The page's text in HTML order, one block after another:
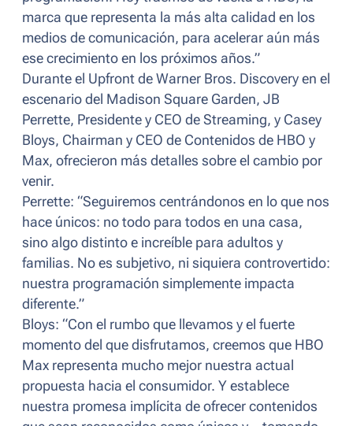
marca que representa la más alta calidad en los
medios de comunicación, para acelerar aún más
ese crecimiento en los próximos años.”
Durante el Upfront de Warner Bros. Discovery en el
escenario del Madison Square Garden, JB
Perrette, Presidente y CEO de Streaming, y Casey
Bloys, Chairman y CEO de Contenidos de HBO y
Max, ofrecieron más detalles sobre el cambio por
venir.
Perrette: “Seguiremos centrándonos en lo que nos
hace únicos: no todo para todos en una casa,
sino algo distinto e increíble para adultos y
familias. No es subjetivo, ni siquiera controvertido:
nuestra programación simplemente impacta
diferente.”
Bloys: “Con el rumbo que llevamos y el fuerte
momento del que disfrutamos, creemos que HBO
Max representa mucho mejor nuestra actual
propuesta hacia el consumidor. Y establece
nuestra promesa implícita de ofrecer contenidos